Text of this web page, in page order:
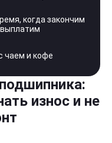
когда закончим
чаем и кофе
износ и не